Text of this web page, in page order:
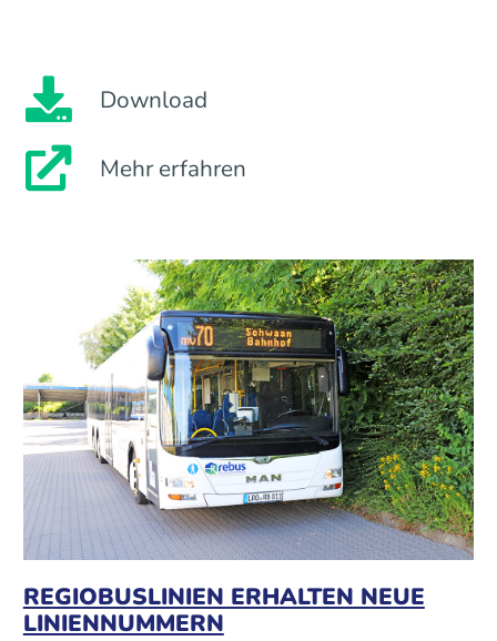
Download
Mehr erfahren
REGIOBUSLINIEN ERHALTEN NEUE
LINIENNUMMERN